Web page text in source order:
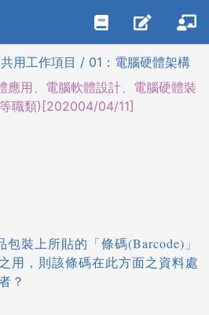
用工作項目 / 01：電腦硬體架構
用、電腦軟體設計、電腦硬體裝
職類)[202004/04/11]
裝上所貼的「條碼(Barcode)」
用，則該條碼在此方面之資料處
？